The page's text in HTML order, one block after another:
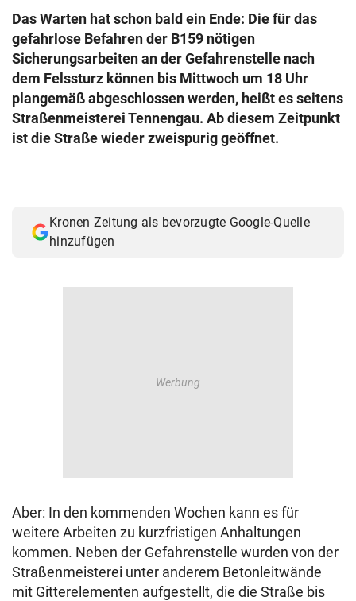
search
eingeben
© Krone Multimedia GmbH & Co KG 2026
Muthgasse 2, 1190 Wien
Das Warten hat schon bald ein Ende: Die für das
gefahrlose Befahren der B159 nötigen
Sicherungsarbeiten an der Gefahrenstelle nach
dem Felssturz können bis Mittwoch um 18 Uhr
plangemäß abgeschlossen werden, heißt es seitens
Straßenmeisterei Tennengau. Ab diesem Zeitpunkt
ist die Straße wieder zweispurig geöffnet.
Kronen Zeitung als bevorzugte Google-Quelle
hinzufügen
Aber: In den kommenden Wochen kann es für
weitere Arbeiten zu kurzfristigen Anhaltungen
kommen. Neben der Gefahrenstelle wurden von der
Straßenmeisterei unter anderem Betonleitwände
mit Gitterelementen aufgestellt, die die Straße bis